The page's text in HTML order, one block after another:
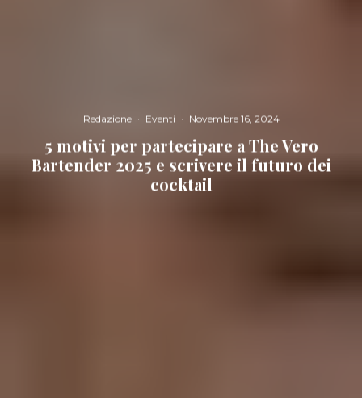
Redazione · Eventi · Novembre 16, 2024
5 motivi per partecipare a The Vero
Bartender 2025 e scrivere il futuro dei
cocktail